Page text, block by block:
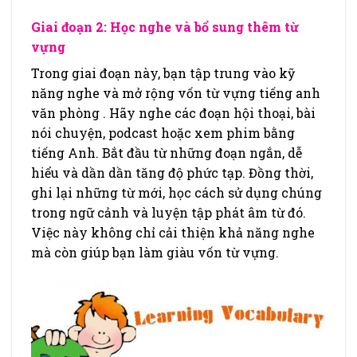
Giai đoạn 2: Học nghe và bổ sung thêm từ
vựng
Trong giai đoạn này, bạn tập trung vào kỹ
năng nghe và mở rộng vốn từ vựng tiếng anh
văn phòng . Hãy nghe các đoạn hội thoại, bài
nói chuyện, podcast hoặc xem phim bằng
tiếng Anh. Bắt đầu từ những đoạn ngắn, dễ
hiểu và dần dần tăng độ phức tạp. Đồng thời,
ghi lại những từ mới, học cách sử dụng chúng
trong ngữ cảnh và luyện tập phát âm từ đó.
Việc này không chỉ cải thiện khả năng nghe
mà còn giúp bạn làm giàu vốn từ vựng.